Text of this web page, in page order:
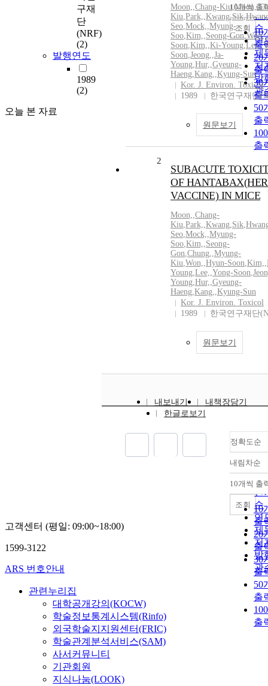
구재
단
(NRF)
(2)
발행연도
1989
(2)
오늘 본 자료
순
인
순
연
제
저
발
관
내
10개씩 출
10
출
20
출
30
출
50
출
출
조회
Moon,,Chang-Kiu,Moon,,
Kiu,Park,,Kwang,Sik,
Seo,Mock,,Myung-
Soo,Kim,,Seong-Gon,Won,,
Soon,Kim,,Ki-Young,Lee,,
Soon,Jeong,,Ja-
Young,Hur,,Gyeung-
Haeng,Kang,,Kyung-Sun
Kor. J. Environ. Toxicol
1989
한국연구재단
원문보기
2
SUBACUTE
OF
VACCINE) IN MICE
Moon,,Chang-
Kiu,Park,,Kwang,Sik,
Seo,Mock,,Myung-
Soo,Kim,,Seong-
Gon,Chung,,Myung-
Kiu,Won,,Hyun-Soon,Kim,,
Young,Lee,,Yong-Soon,
Young,Hur,,Gyeung-
Haeng,Kang,,Kyung-Sun
Kor. J. Environ. Toxicol
1989
한국연구재단
원문보기
내보내기
내책장담기
한글로보기
정확도순
정
순
인
순
연
제
저
발
관
내림차순
내
10개씩 출
10
출
20
출
30
출
50
출
출
조회
고객센터 (평일: 09:00~18:00)
1599-3122
ARS 번호안내
관련누리집
대학공개강의(KOCW)
학술정보통계시스템(Rinfo)
외국학술지지원센터(FRIC)
학술관계분석서비스(SAM)
사서커뮤니티
기관회원
지식나눔(LOOK)